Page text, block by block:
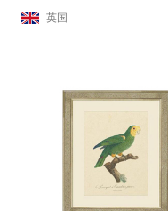
英国